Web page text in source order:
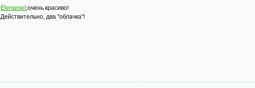
Elenaniel,очень красиво!
Действительно, два "облачка"!